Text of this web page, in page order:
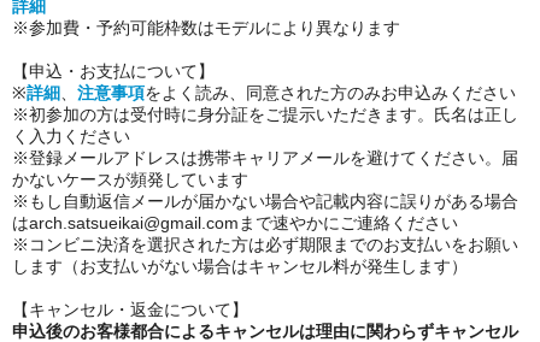
詳細
※参加費・予約可能枠数はモデルにより異なります
【申込・お支払について】
※詳細 注意事項をよく読み、同意された方のみお申込みください
※初参加の方は受付時に身分証をご提示いただきます。氏名は正し
く入力ください
※登録メールアドレスは携帯キャリアメールを避けてください。届
かないケースが頻発しています
※もし自動返信メールが届かない場合や記載内容に誤りがある場合
はarch.satsueikai@gmail.com まで速やかにご連絡ください
※コンビニ決済を選択された方は必ず期限までのお支払いをお願い
します（お支払いがない場合はキャンセル料が発生します）
【キャンセル・返金について】
申込後のお客様都合によるキャンセルは理由に関わらずキャンセル